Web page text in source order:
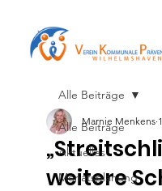
Alle Beiträge
Aktuelles
Monatsplanung
Alle Beiträge
weitere
Marnie Menkens